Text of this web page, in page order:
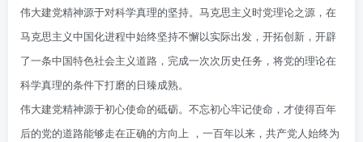
伟大建党精神源于对科学真理的坚持。马克思主义时党理论之源，在
马克思主义中国化进程中始终坚持不懈以实际出发，开拓创新，开辟
了一条中国特色社会主义道路，完成一次次历史任务，将党的理论在
科学真理的条件下打磨的日臻成熟。
伟大建党精神源于初心使命的砥砺。不忘初心牢记使命，才使得百年
后的党的道路能够走在正确的方向上 ，一百年以来，共产党人始终为